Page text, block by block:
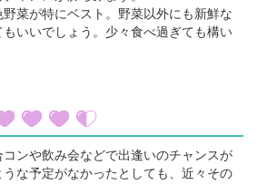
菜が特にベスト。野菜以外にも新鮮な
いいでしょう。少々食べ過ぎても構い
ンや飲み会などで出逢いのチャンスが
な予定がなかったとしても、近々その